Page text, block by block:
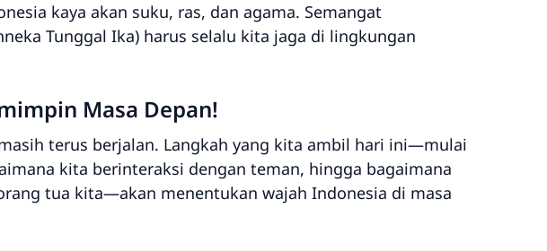
kaya akan suku, ras, dan agama. Semangat
Tunggal Ika) harus selalu kita jaga di lingkungan
Masa Depan!
terus berjalan. Langkah yang kita ambil hari ini—mulai
kita berinteraksi dengan teman, hingga bagaimana
tua kita—akan menentukan wajah Indonesia di masa